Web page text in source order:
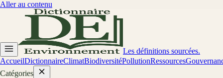
Aller au contenu
Les définitions sourcées.
AccueilDictionnaireClimatBiodiversitéPollutionRessources
Catégories